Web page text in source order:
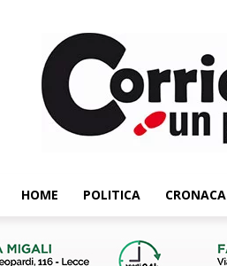
HOME POLITICA CRONACA